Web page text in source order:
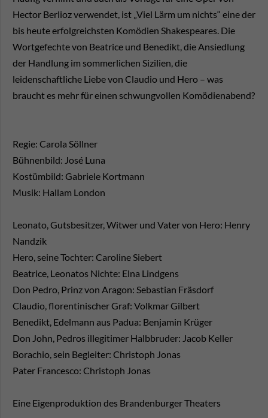
Hector Berlioz verwendet, ist „Viel Lärm um nichts“ eine der
bis heute erfolgreichsten Komödien Shakespeares. Die
Wortgefechte von Beatrice und Benedikt, die Ansiedlung
der Handlung im sommerlichen Sizilien, die
leidenschaftliche Liebe von Claudio und Hero – was
braucht es mehr für einen schwungvollen Komödienabend?
Regie: Carola Söllner
Bühnenbild: José Luna
Kostümbild: Gabriele Kortmann
Musik: Hallam London
Leonato, Gutsbesitzer, Witwer und Vater von Hero: Henry
Nandzik
Hero, seine Tochter: Caroline Siebert
Beatrice, Leonatos Nichte: Elna Lindgens
Don Pedro, Prinz von Aragon: Sebastian Fräsdorf
Claudio, florentinischer Graf: Volkmar Gilbert
Benedikt, Edelmann aus Padua: Benjamin Krüger
Don John, Pedros illegitimer Halbbruder: Jacob Keller
Borachio, sein Begleiter: Christoph Jonas
Pater Francesco: Christoph Jonas
Eine Eigenproduktion des Brandenburger Theaters